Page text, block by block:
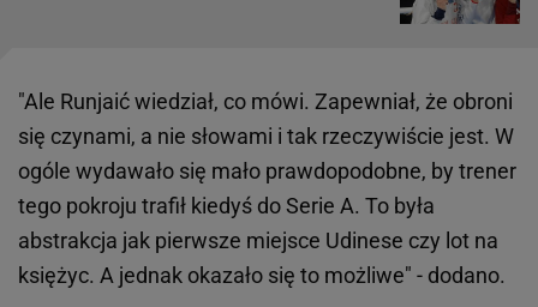
"Ale Runjaić wiedział, co mówi. Zapewniał, że obroni
się czynami, a nie słowami i tak rzeczywiście jest. W
ogóle wydawało się mało prawdopodobne, by trener
tego pokroju trafił kiedyś do Serie A. To była
abstrakcja jak pierwsze miejsce Udinese czy lot na
księżyc. A jednak okazało się to możliwe" - dodano.